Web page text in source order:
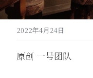
2022年4月24日
原创 一号团队